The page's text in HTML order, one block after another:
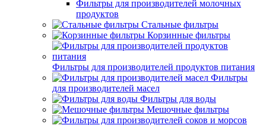
Фильтры для производителей молочных
продуктов
Стальные фильтры
Корзинные фильтры
Фильтры для производителей продуктов питания
Фильтры
для производителей масел
Фильтры для воды
Мешочные фильтры